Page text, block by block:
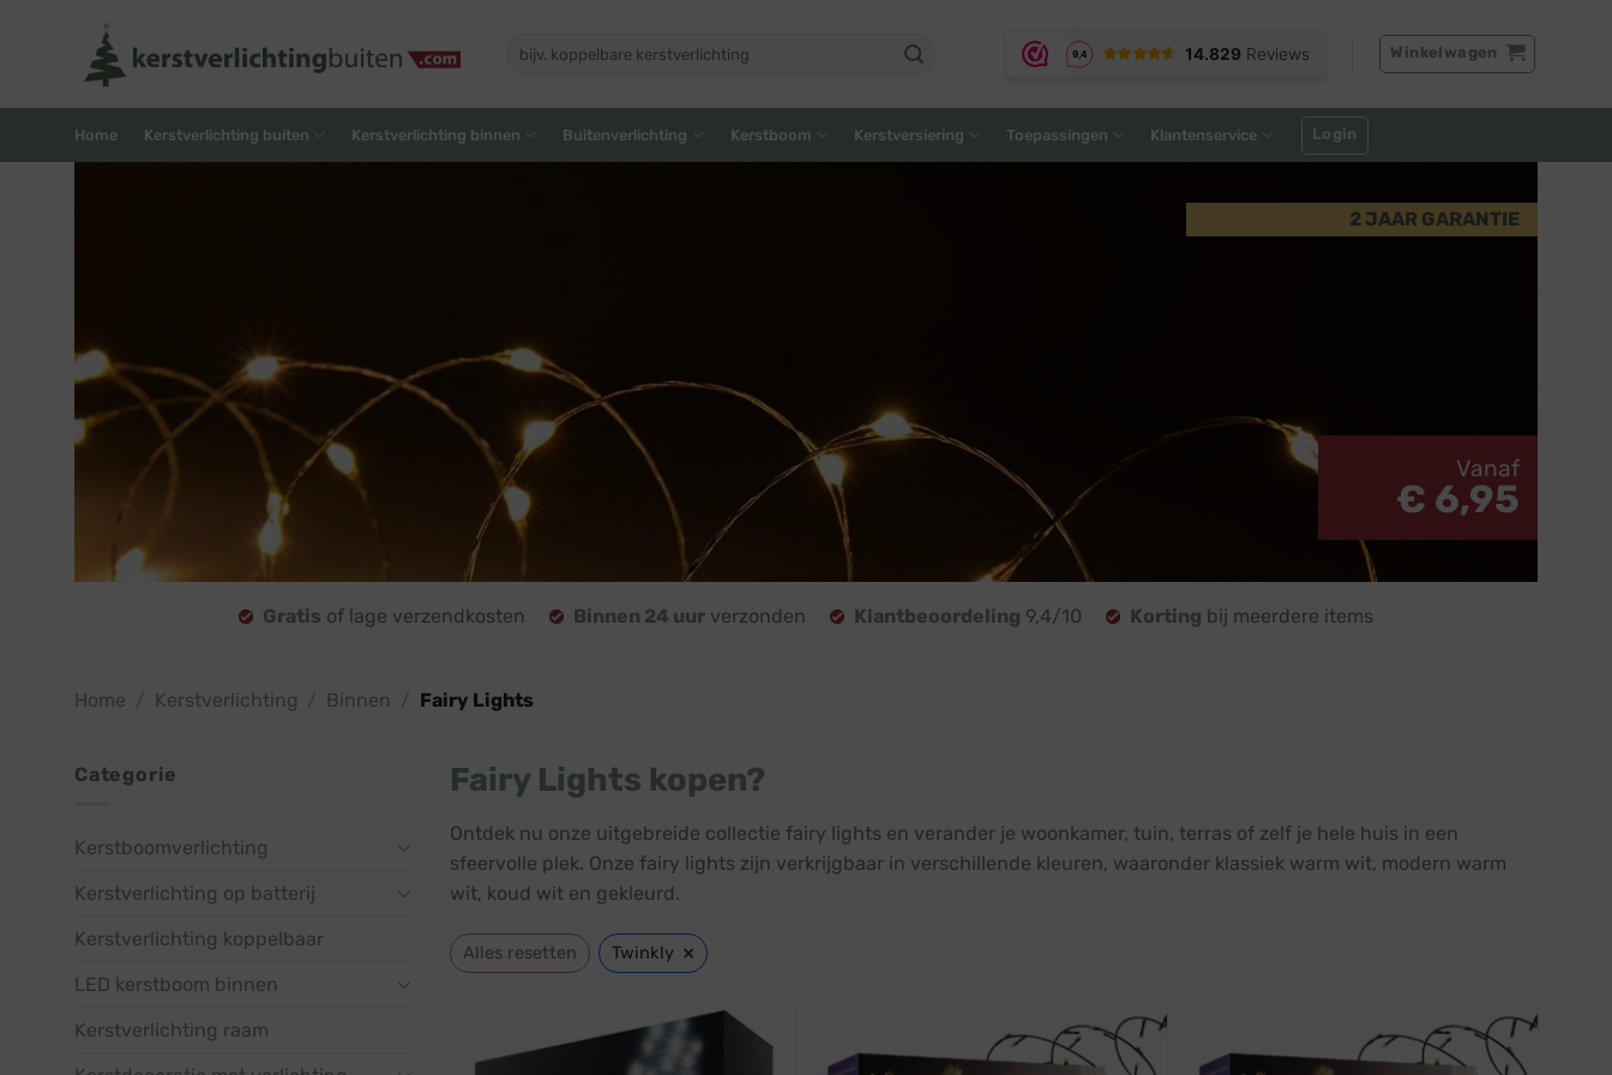
naar:
Winkelwagen
Home Kerstverlichting buiten Kerstverlichting binnen Buitenverlichting Kerstboom Kerstversiering Toepassingen Klantenservice Login
2 JAAR GARANTIE
Vanaf
€ 6,95
Gratis of lage verzendkosten Binnen 24 uur verzonden Klantbeoordeling 9,4/10 Korting bij meerdere items
Home Kerstverlichting Binnen Fairy Lights
Categorie
Kerstboomverlichting
Kerstverlichting op batterij
Kerstverlichting koppelbaar
LED kerstboom binnen
Kerstverlichting raam
Fairy Lights kopen?
Ontdek nu onze uitgebreide collectie fairy lights en verander je woonkamer, tuin, terras of zelf je hele huis in een
sfeervolle plek. Onze fairy lights zijn verkrijgbaar in verschillende kleuren, waaronder klassiek warm wit, modern warm
wit, koud wit en gekleurd.
Alles resetten Twinkly ×